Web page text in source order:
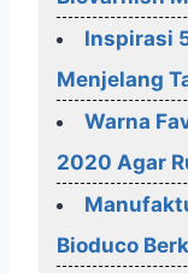
Inspirasi
Menjelang
Warna
2020 Agar
Bioduco